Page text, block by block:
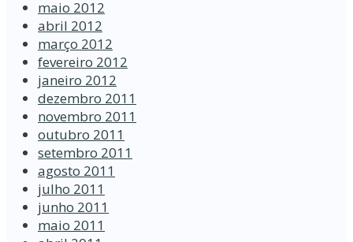
maio 2012
abril 2012
março 2012
fevereiro 2012
janeiro 2012
dezembro 2011
novembro 2011
outubro 2011
setembro 2011
agosto 2011
julho 2011
junho 2011
maio 2011